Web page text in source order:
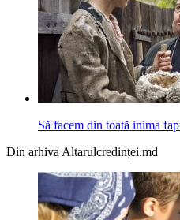
Să facem din toată inima
Din arhiva Altarulcredinței.md